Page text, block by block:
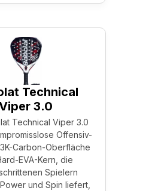
Technical
3.0
Technical Viper 3.0
Offensiv-
Carbon-Oberfläche
EVA-Kern, die
Spielern
und Spin liefert,